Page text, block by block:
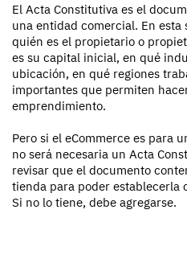
El Acta Constitutiva es el
una entidad comercial. En esta
quién es el propietario o
es su capital inicial, en qué
ubicación, en qué regiones
importantes que permiten
emprendimiento.
Pero si el eCommerce es para
no será necesaria un Acta
revisar que el documento
tienda para poder establecerla
Si no lo tiene, debe agregarse.